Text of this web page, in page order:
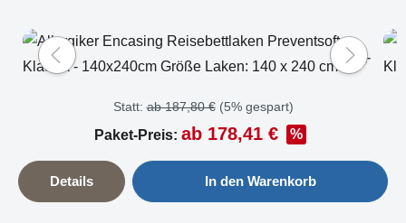
+
Statt:ab 187,80 €(5%gespart)
Paket-Preis: ab 178,41 € %
Details In den Warenkorb